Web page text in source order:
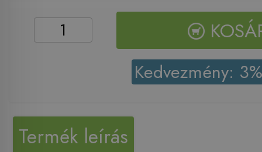
Kedvezmény:
Termék leírás